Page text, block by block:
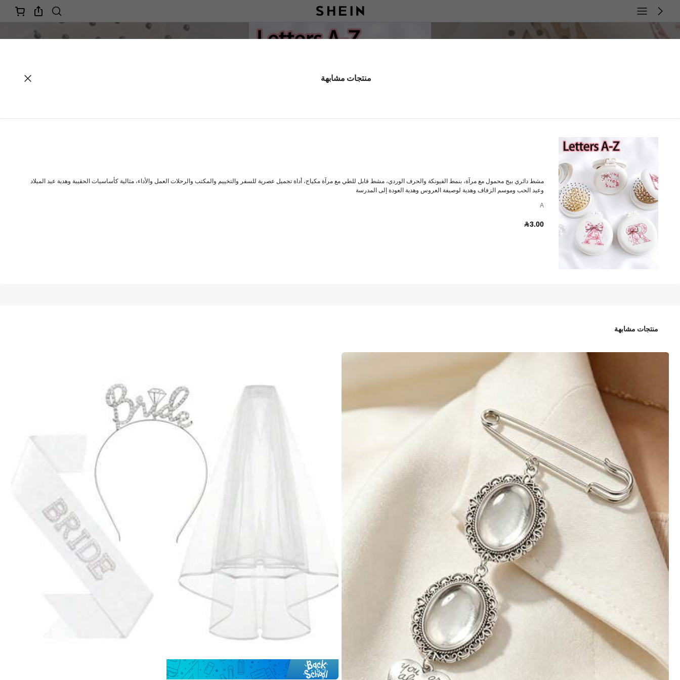
A
الحرف S (قطعة واحدة) حرف M (قطعة واحدة)
الحرف N (قطعة واحدة) الحرف J (قطعة واحدة)
الحرف D (قطعة واحدة) زجاجة رذاذ (قطعة واحدة)
Bahrain
شحن مجاني(طلبات ≥ 334.28)
التوصيل المتوقع:
مقبولة الإرجاع
منتجات مشابهة
مشط دائري بيج محمول مع مرآة، بنمط الفيونكة والحرف الوردي، مشط قابل للطي مع مرآة مكياج، أداة تجميل عصرية للسفر والتخييم والمكتب والرحلات العمل والأداء، مثالية كأساسيات الحقيبة وهدية عيد الميلاد
وعيد الحب وموسم الزفاف وهدية لوصيفة العروس وهدية العودة إلى المدرسة
A
3.00
منتجات مشابهة
1# الأفضل مبيعا
200+ مستخدم قام بإعادة الشراء